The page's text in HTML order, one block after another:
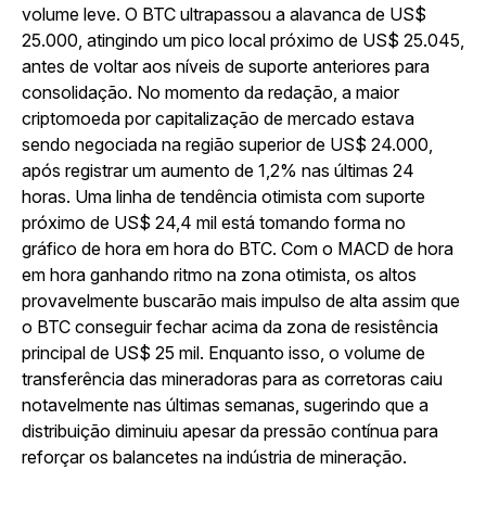
volume leve. O BTC ultrapassou a alavanca de US$
25.000, atingindo um pico local próximo de US$ 25.045,
antes de voltar aos níveis de suporte anteriores para
consolidação. No momento da redação, a maior
criptomoeda por capitalização de mercado estava
sendo negociada na região superior de US$ 24.000,
após registrar um aumento de 1,2% nas últimas 24
horas. Uma linha de tendência otimista com suporte
próximo de US$ 24,4 mil está tomando forma no
gráfico de hora em hora do BTC. Com o MACD de hora
em hora ganhando ritmo na zona otimista, os altos
provavelmente buscarão mais impulso de alta assim que
o BTC conseguir fechar acima da zona de resistência
principal de US$ 25 mil. Enquanto isso, o volume de
transferência das mineradoras para as corretoras caiu
notavelmente nas últimas semanas, sugerindo que a
distribuição diminuiu apesar da pressão contínua para
reforçar os balancetes na indústria de mineração.